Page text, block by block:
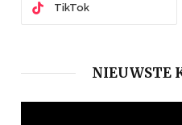
TikTok
NIEUWSTE